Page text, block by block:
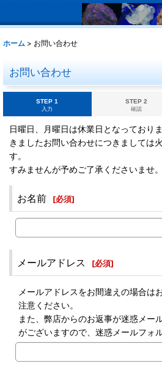
ホーム > お問い合わせ
お問い合わせ
STEP 1
入力
STEP 2
確認
日曜日、月曜日は休業日となっており
きましたお問い合わせにつきましては
す。
すみませんが予めご了承くださいませ。
お名前 [必須]
メールアドレス [必須]
メールアドレスをお間違えの場合は
注意ください。
また、弊店からのお返事が迷惑メー
がございますので、迷惑メールフォ